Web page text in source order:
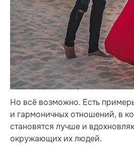
Но всё возможно. Есть
и гармоничных отношений, в
становятся лучше и
окружающих их людей.